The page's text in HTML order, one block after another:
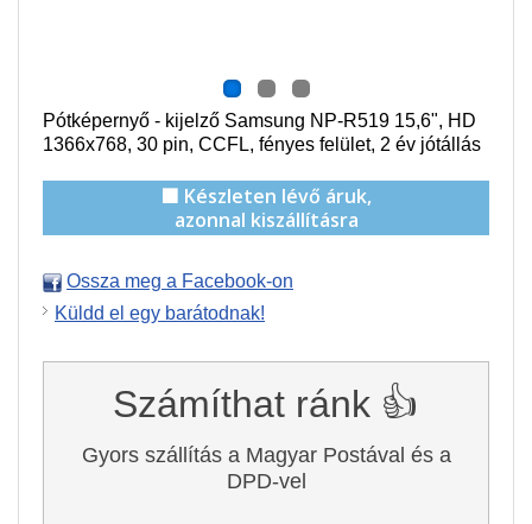
Pótképernyő - kijelző Samsung NP-R519 15,6", HD
1366x768, 30 pin, CCFL, fényes felület, 2 év jótállás
🟩 Készleten lévő áruk,
azonnal kiszállításra
Ossza meg a Facebook-on
Küldd el egy barátodnak!
Számíthat ránk 👍
Gyors szállítás a Magyar Postával és a
DPD-vel